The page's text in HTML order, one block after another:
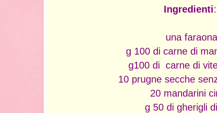
Ingredienti
una faraona
g 100 di carne di
g100 di carne di
10 prugne secche
20 mandarini
g 50 di gherigli